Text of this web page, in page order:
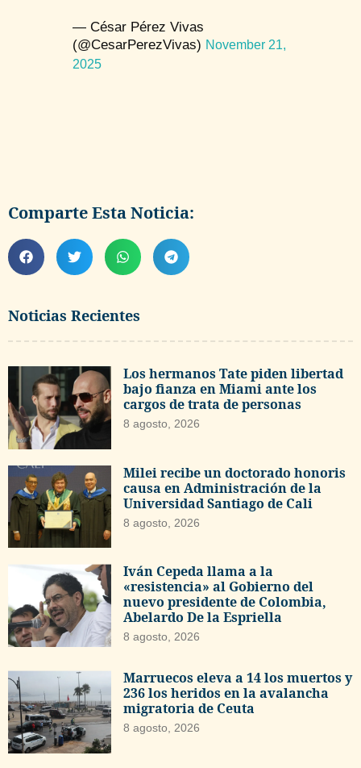
Noticias Recientes
Los hermanos Tate piden libertad
bajo fianza en Miami ante los
cargos de trata de personas
8 agosto, 2026
Milei recibe un doctorado honoris
causa en Administración de la
Universidad Santiago de Cali
8 agosto, 2026
Iván Cepeda llama a la
«resistencia» al Gobierno del
nuevo presidente de Colombia,
Abelardo De la Espriella
8 agosto, 2026
Marruecos eleva a 14 los muertos y
236 los heridos en la avalancha
migratoria de Ceuta
8 agosto, 2026
— César Pérez Vivas
(@CesarPerezVivas) November 21,
2025
Comparte Esta Noticia: